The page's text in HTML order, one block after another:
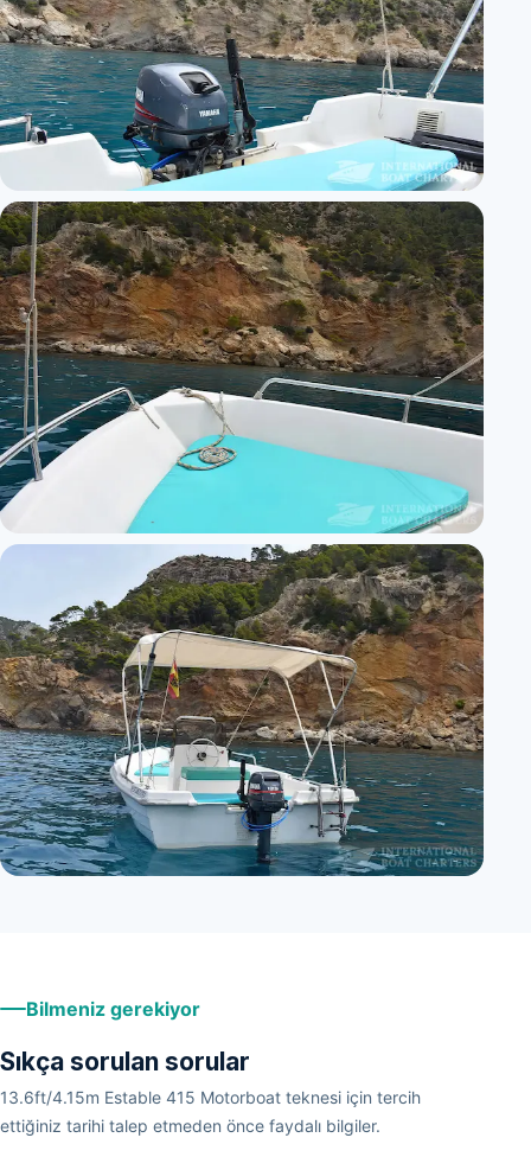
Bilmeniz gerekiyor
Sıkça sorulan sorular
13.6ft/4.15m Estable 415 Motorboat teknesi için tercih
ettiğiniz tarihi talep etmeden önce faydalı bilgiler.